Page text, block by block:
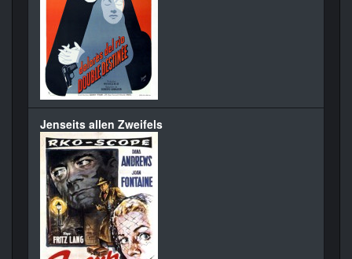
Jenseits allen Zweifels